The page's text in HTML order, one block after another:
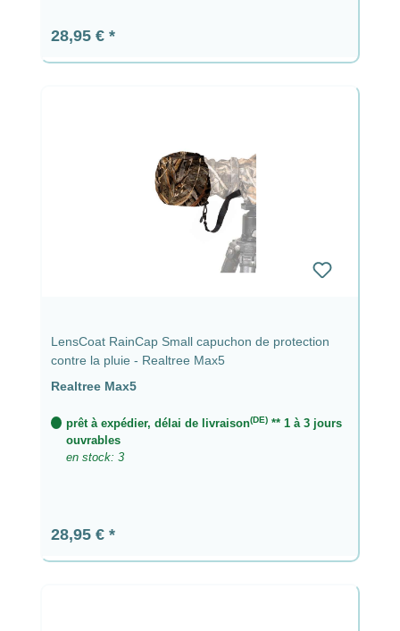
Prix régulier :
28,95 €
LensCoat RainCap Small capuchon de protection
contre la pluie - Realtree Max5
Realtree Max5
prêt à expédier, délai de livraison(DE)** 1 à 3 jours
ouvrables
en stock: 3
Prix régulier :
28,95 €